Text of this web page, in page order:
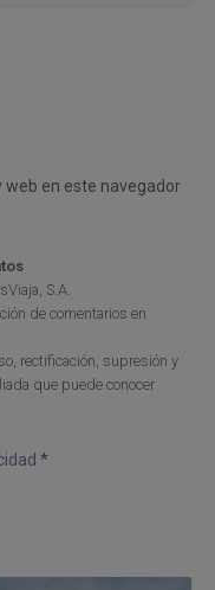
web en este navegador
S.A.
de comentarios en
rectificación, supresión y
que puede conocer
*